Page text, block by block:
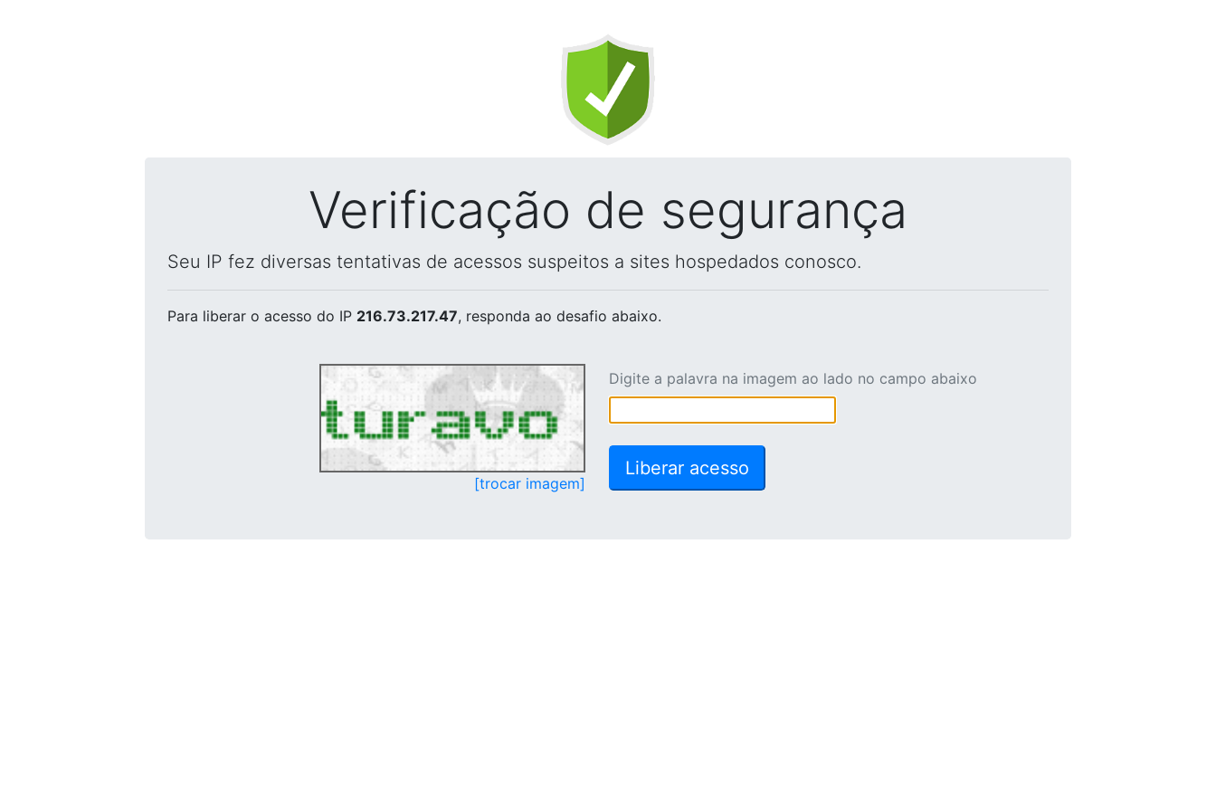
Verificação de segurança
Seu IP fez diversas tentativas de acessos suspeitos a sites hospedados conosco.
Para liberar o acesso do IP 216.73.217.47, responda ao desafio abaixo.
[trocar imagem]
Digite a palavra na imagem ao lado no campo abaixo